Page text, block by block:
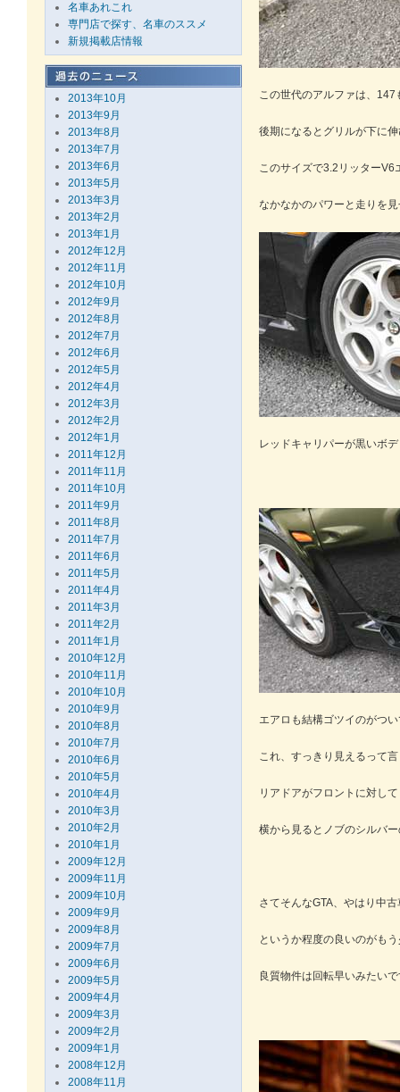
名車あれこれ
専門店で探す、名車のススメ
新規掲載店情報
2013年10月
2013年9月
2013年8月
2013年7月
2013年6月
2013年5月
2013年3月
2013年2月
2013年1月
2012年12月
2012年11月
2012年10月
2012年9月
2012年8月
2012年7月
2012年6月
2012年5月
2012年4月
2012年3月
2012年2月
2012年1月
2011年12月
2011年11月
2011年10月
2011年9月
2011年8月
2011年7月
2011年6月
2011年5月
2011年4月
2011年3月
2011年2月
2011年1月
2010年12月
2010年11月
2010年10月
2010年9月
2010年8月
2010年7月
2010年6月
2010年5月
2010年4月
2010年3月
2010年2月
2010年1月
2009年12月
2009年11月
2009年10月
2009年9月
2009年8月
2009年7月
2009年6月
2009年5月
2009年4月
2009年3月
2009年2月
2009年1月
2008年12月
2008年11月
この世代のアルファは、
後期になるとグリルが下に
このサイズで3.2リッターV6
なかなかのパワーと走りを
レッドキャリパーが黒いボ
エアロも結構ゴツイのがつ
これ、すっきり見えるって
リアドアがフロントに対し
横から見るとノブのシルバ
さてそんなGTA、やはり中
というか程度の良いのがも
良質物件は回転早いみたい